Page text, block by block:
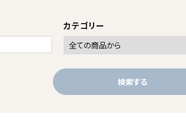
カテゴリー
検索する